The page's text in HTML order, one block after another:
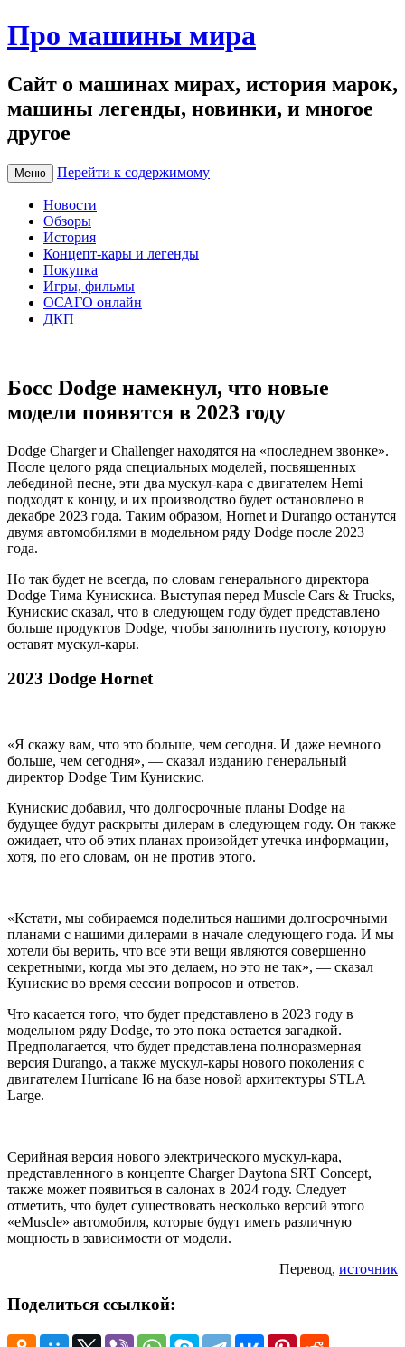
Про машины мира
Сайт о машинах мирах, история марок,
машины легенды, новинки, и многое
другое
Меню Перейти к содержимому
Новости
Обзоры
История
Концепт-кары и легенды
Покупка
Игры, фильмы
ОСАГО онлайн
ДКП
Босс Dodge намекнул, что новые
модели появятся в 2023 году
Dodge Charger и Challenger находятся на «последнем звонке».
После целого ряда специальных моделей, посвященных
лебединой песне, эти два мускул-кара с двигателем Hemi
подходят к концу, и их производство будет остановлено в
декабре 2023 года. Таким образом, Hornet и Durango останутся
двумя автомобилями в модельном ряду Dodge после 2023
года.
Но так будет не всегда, по словам генерального директора
Dodge Тима Кунискиса. Выступая перед Muscle Cars & Trucks,
Кунискис сказал, что в следующем году будет представлено
больше продуктов Dodge, чтобы заполнить пустоту, которую
оставят мускул-кары.
2023 Dodge Hornet
«Я скажу вам, что это больше, чем сегодня. И даже немного
больше, чем сегодня», — сказал изданию генеральный
директор Dodge Тим Кунискис.
Кунискис добавил, что долгосрочные планы Dodge на
будущее будут раскрыты дилерам в следующем году. Он также
ожидает, что об этих планах произойдет утечка информации,
хотя, по его словам, он не против этого.
«Кстати, мы собираемся поделиться нашими долгосрочными
планами с нашими дилерами в начале следующего года. И мы
хотели бы верить, что все эти вещи являются совершенно
секретными, когда мы это делаем, но это не так», — сказал
Кунискис во время сессии вопросов и ответов.
Что касается того, что будет представлено в 2023 году в
модельном ряду Dodge, то это пока остается загадкой.
Предполагается, что будет представлена полноразмерная
версия Durango, а также мускул-кары нового поколения с
двигателем Hurricane I6 на базе новой архитектуры STLA
Large.
Серийная версия нового электрического мускул-кара,
представленного в концепте Charger Daytona SRT Concept,
также может появиться в салонах в 2024 году. Следует
отметить, что будет существовать несколько версий этого
«eMuscle» автомобиля, которые будут иметь различную
мощность в зависимости от модели.
Перевод, источник
Поделиться ссылкой: